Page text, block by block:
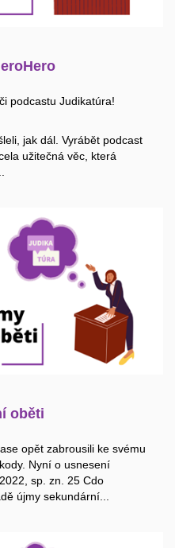
podcastu Judikatúra!
jak dál. Vyrábět podcast
užitečná věc, která
oběti
opět zabrousili ke svému
Nyní o usnesení
sp. zn. 25 Cdo
újmy sekundární...